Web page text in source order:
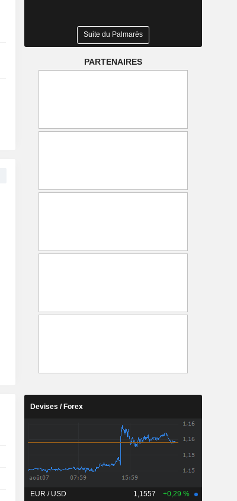
Suite du Palmarès
PARTENAIRES
Devises / Forex
EUR / USD 1,1557 +0,29 %